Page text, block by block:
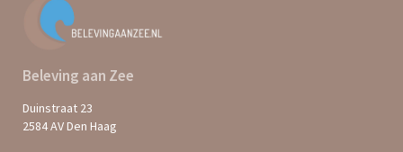
Beleving aan Zee
Duinstraat 23
2584 AV Den Haag